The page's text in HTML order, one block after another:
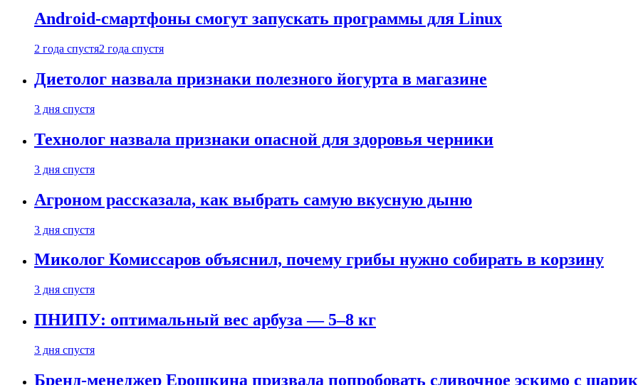
Android-смартфоны смогут запускать программы для Linux
2 года спустя2 года спустя
Диетолог назвала признаки полезного йогурта в магазине
3 дня спустя
Технолог назвала признаки опасной для здоровья черники
3 дня спустя
Агроном рассказала, как выбрать самую вкусную дыню
3 дня спустя
Миколог Комиссаров объяснил, почему грибы нужно собирать в корзину
3 дня спустя
ПНИПУ: оптимальный вес арбуза — 5–8 кг
3 дня спустя
Бренд-менеджер Ерошкина призвала попробовать сливочное эскимо с